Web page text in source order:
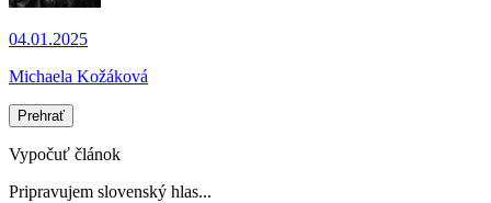
04.01.2025
Michaela Kožáková
Prehrať
Vypočuť článok
Pripravujem slovenský hlas...